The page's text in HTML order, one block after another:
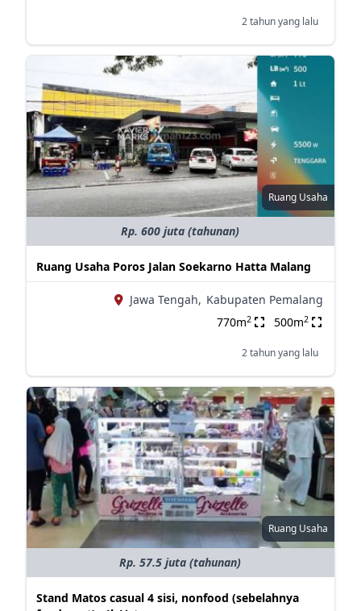
2 tahun yang lalu
Ruang Usaha
Rp. 600 juta (tahunan)
Ruang Usaha Poros Jalan Soekarno Hatta Malang
Jawa Tengah, Kabupaten Pemalang
770m2 500m2
2 tahun yang lalu
Ruang Usaha
Rp. 57.5 juta (tahunan)
Stand Matos casual 4 sisi, nonfood (sebelahnya